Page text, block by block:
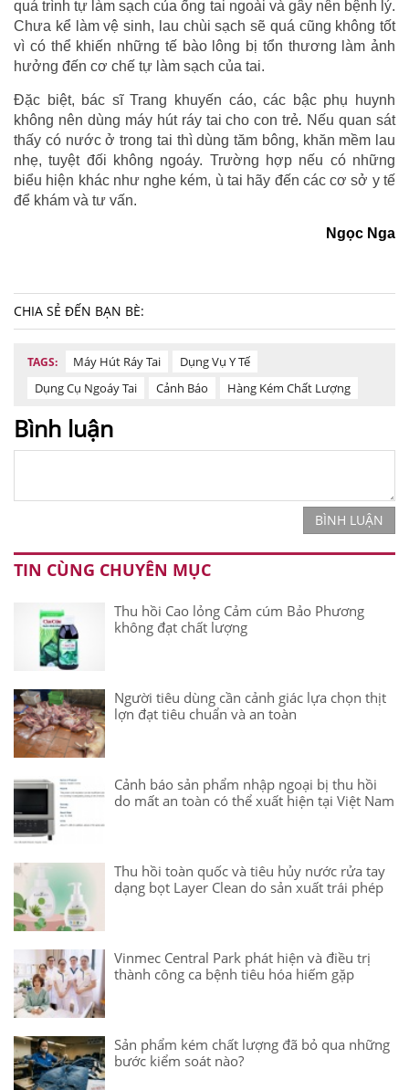
quá trình tự làm sạch của ống tai ngoài và gây nên bệnh lý.
Chưa kể làm vệ sinh, lau chùi sạch sẽ quá cũng không tốt
vì có thể khiến những tế bào lông bị tổn thương làm ảnh
hưởng đến cơ chế tự làm sạch của tai.
Đặc biệt, bác sĩ Trang khuyến cáo, các bậc phụ huynh
không nên dùng máy hút ráy tai cho con trẻ. Nếu quan sát
thấy có nước ở trong tai thì dùng tăm bông, khăn mềm lau
nhẹ, tuyệt đối không ngoáy. Trường hợp nếu có những
biểu hiện khác như nghe kém, ù tai hãy đến các cơ sở y tế
để khám và tư vấn.
Ngọc Nga
CHIA SẺ ĐẾN BẠN BÈ:
TAGS: Máy Hút Ráy Tai
Dụng Vụ Y Tế
Dụng Cụ Ngoáy Tai
Cảnh Báo Hàng Kém Chất Lượng
Bình luận
BÌNH LUẬN
TIN CÙNG CHUYÊN MỤC
Thu hồi Cao lỏng Cảm cúm Bảo Phương
không đạt chất lượng
Người tiêu dùng cần cảnh giác lựa chọn thịt
lợn đạt tiêu chuẩn và an toàn
Cảnh báo sản phẩm nhập ngoại bị thu hồi
do mất an toàn có thể xuất hiện tại Việt Nam
Thu hồi toàn quốc và tiêu hủy nước rửa tay
dạng bọt Layer Clean do sản xuất trái phép
Vinmec Central Park phát hiện và điều trị
thành công ca bệnh tiêu hóa hiếm gặp
Sản phẩm kém chất lượng đã bỏ qua những
bước kiểm soát nào?